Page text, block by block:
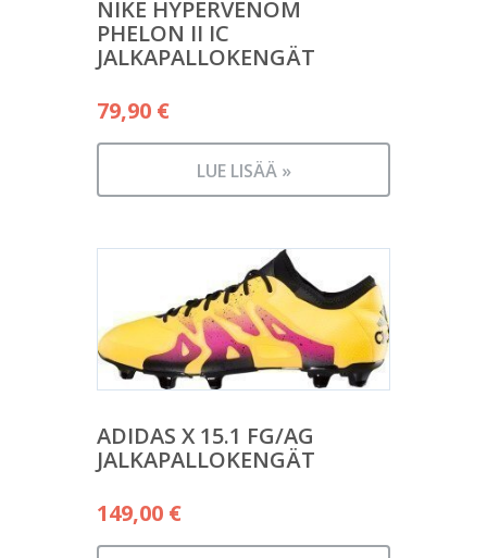
NIKE HYPERVENOM
PHELON II IC
JALKAPALLOKENGÄT
79,90 €
LUE LISÄÄ »
ADIDAS X 15.1 FG/AG
JALKAPALLOKENGÄT
149,00 €